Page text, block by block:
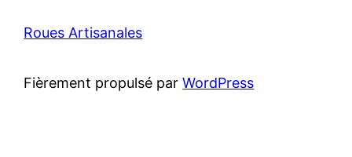
Roues Artisanales
Fièrement propulsé parWordPress